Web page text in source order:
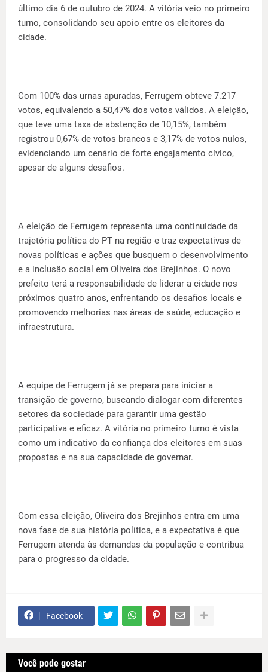
último dia 6 de outubro de 2024. A vitória veio no primeiro
turno, consolidando seu apoio entre os eleitores da
cidade.
Com 100% das urnas apuradas, Ferrugem obteve 7.217
votos, equivalendo a 50,47% dos votos válidos. A eleição,
que teve uma taxa de abstenção de 10,15%, também
registrou 0,67% de votos brancos e 3,17% de votos nulos,
evidenciando um cenário de forte engajamento cívico,
apesar de alguns desafios.
A eleição de Ferrugem representa uma continuidade da
trajetória política do PT na região e traz expectativas de
novas políticas e ações que busquem o desenvolvimento
e a inclusão social em Oliveira dos Brejinhos. O novo
prefeito terá a responsabilidade de liderar a cidade nos
próximos quatro anos, enfrentando os desafios locais e
promovendo melhorias nas áreas de saúde, educação e
infraestrutura.
A equipe de Ferrugem já se prepara para iniciar a
transição de governo, buscando dialogar com diferentes
setores da sociedade para garantir uma gestão
participativa e eficaz. A vitória no primeiro turno é vista
como um indicativo da confiança dos eleitores em suas
propostas e na sua capacidade de governar.
Com essa eleição, Oliveira dos Brejinhos entra em uma
nova fase de sua história política, e a expectativa é que
Ferrugem atenda às demandas da população e contribua
para o progresso da cidade.
Facebook
Você pode gostar